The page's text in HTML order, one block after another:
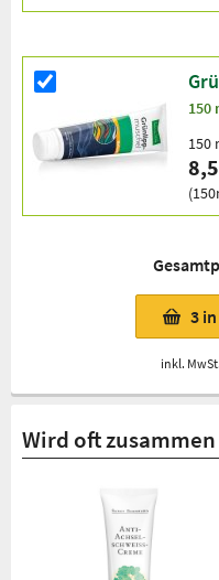
150
150
3
inkl.
Wird oft